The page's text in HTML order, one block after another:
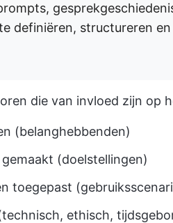
definiëren, structureren
die van invloed zijn op
(belanghebbenden)
(doelstellingen)
toegepast
ethisch,